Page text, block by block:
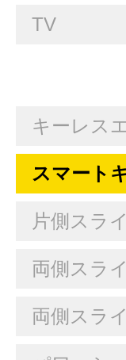
TV
キーレス
スマート
片側スラ
両側スラ
両側スラ